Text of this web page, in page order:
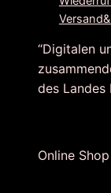
“Digitalen
des Landes
Online